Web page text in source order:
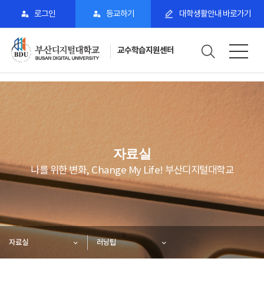
로그인 등교하기 대학생활안내 바로가기
교수학습지원센터
자료실
나를 위한 변화, Change My Life! 부산디지털대학교
자료실 러닝팁